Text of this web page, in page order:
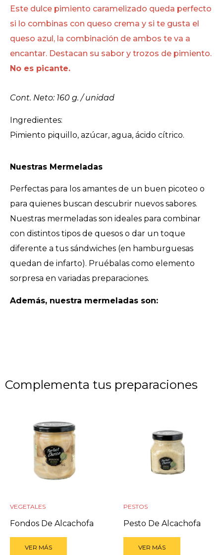
Este dulce pimiento caramelizado queda perfecto
si lo combinas con queso crema y si te gusta el
queso azul, la combinación de ambos te va a
encantar. Destacan su sabor y trozos de pimiento.
No es picante.
Cont. Neto: 160 g. / unidad
Ingredientes:
Pimiento piquillo, azúcar, agua, ácido cítrico.
Nuestras Mermeladas
Perfectas para los amantes de un buen picoteo o
para quienes buscan descubrir nuevos sabores.
Nuestras mermeladas son ideales para combinar
con distintos tipos de quesos o dar un toque
diferente a tus sándwiches (en hamburguesas
quedan de infarto). Pruébalas como elemento
sorpresa en variadas preparaciones.
Además, nuestra mermeladas son:
Complementa tus preparaciones
VEGETALES
Fondos De Alcachofa
VER MÁS
PESTOS
Pesto De Alcachofa
VER MÁS